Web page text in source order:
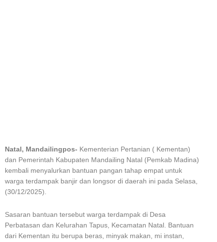
Natal, Mandailingpos- Kementerian Pertanian ( Kementan)
dan Pemerintah Kabupaten Mandailing Natal (Pemkab Madina)
kembali menyalurkan bantuan pangan tahap empat untuk
warga terdampak banjir dan longsor di daerah ini pada Selasa,
(30/12/2025).
Sasaran bantuan tersebut warga terdampak di Desa
Perbatasan dan Kelurahan Tapus, Kecamatan Natal. Bantuan
dari Kementan itu berupa beras, minyak makan, mi instan,